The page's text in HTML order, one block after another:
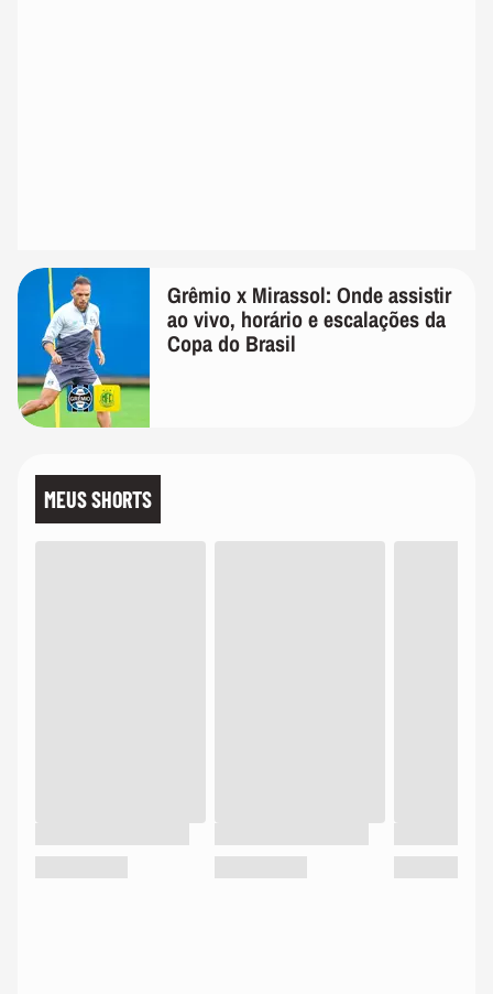
Grêmio x Mirassol: Onde assistir
ao vivo, horário e escalações da
Copa do Brasil
MEUS SHORTS